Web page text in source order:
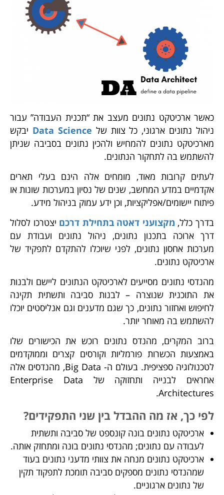
כאשר ארכיטקט נתונים מעצב את “תכנית העבודה” עבור
ניהול נתונים ארגוני, כל צוות של Data Science יבקש
מארכיטקט נתונים להמחיש ולהכין נתונים בסביבה שניתן
להשתמש בה לתחקור הנתונים.
לעתים קרובות מאוד, מומחים אלה הינם בעלי תארים
אקדמיים במדע המחשב, שנים של נסיון במערכות שונות או
פיתוח יישומים/אפליקציות, וכן ידע עמוק בניהול מידע.
בדרך כלל, מקצועני דאטה בתחילת דרכם יצטרכו לסלול
דרך ארוכה בתכנון נתונים, ניהול נתונים ועבודת עם
מערכות אחסון נתונים, לפני שיוכלו להתקדם לתפקיד של
ארכיטקט נתונים.
מהנדסי נתונים מסייעים לארכיטקט הנתונים ליישם ולבנות
את התוכנית שנוצרה – לבנות סביבה ותשתית תקינה
לחיפוש ואחזור נתונים, כך שגם מדענים וגם אנליסטים יוכלו
להשתמש בה מאוחר יותר.
ברוב המקרים, מהנדס נתונים רוכש את הכישורים שלו
באמצעות הכשרות פורמליות וקורסים קצרים וממוקדמים
לטכנולוגיה ספציפית. בעולם ה- Big Data, מהנדסים אלה
אחראים לבנייה ותחזוקה של Enterprise Data
Architectures.
לפי כך, אז מה ההבדל בין שני התפקידים?
ארכיטקט נתונים בונה קונספט של סביבה ותשתית
לעבודה עם נתונים; מהנדסי נתונים בונה ומתחזק אותה.
ארכיטקט נתונים מנחה את צוותי מדעני נתונים בעוד
שמהנדסי נתונים מספקים סביבה תומכת לתפקוד תקין
של נתונים ארגוניים.